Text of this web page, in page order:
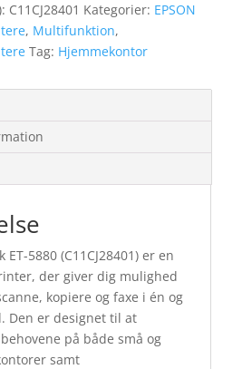
C11CJ28401 Kategorier: EPSON
, Multifunktion,
Tag: Hjemmekontor
ET-5880 (C11CJ28401) er en
der giver dig mulighed
kopiere og faxe i én og
Den er designet til at
på både små og
samt